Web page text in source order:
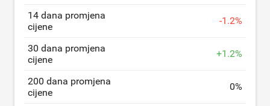
14 dana promjena
cijene
-1.2%
30 dana promjena
cijene
+1.2%
200 dana promjena
cijene
0%